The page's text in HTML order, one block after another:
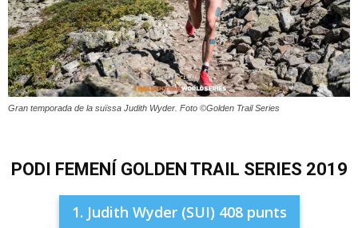
Gran temporada de la suïssa Judith Wyder. Foto ©Golden Trail Series
PODI FEMENÍ GOLDEN TRAIL SERIES 2019
1. Judith Wyder (SUI) 408 punts